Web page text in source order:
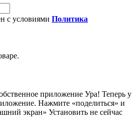
с условиями Политика
приложение Ура! Теперь у
Нажмите «поделиться» и
экран» Установить не сейчас